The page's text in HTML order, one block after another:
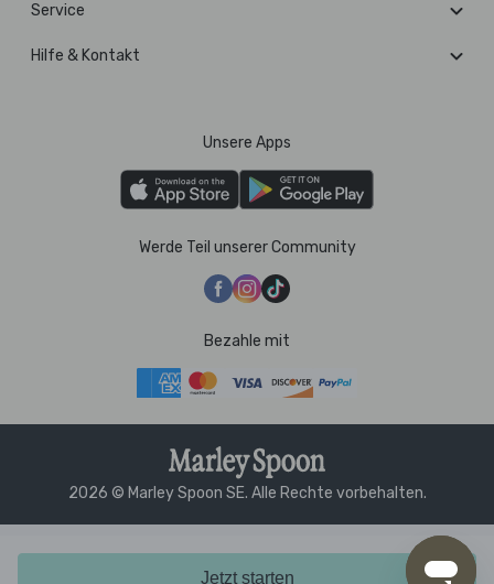
Jetzt starten
Service
Hilfe & Kontakt
Unsere Apps
Werde Teil unserer Community
Bezahle mit
2026 © Marley Spoon SE. Alle Rechte vorbehalten.